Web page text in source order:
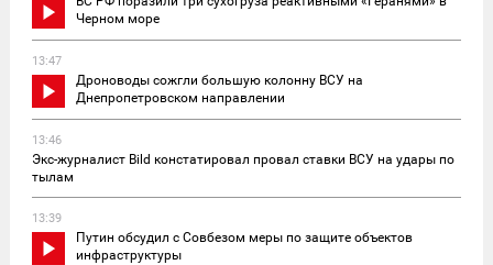
Черном море
13:47
Дроноводы сожгли большую колонну ВСУ на
Днепропетровском направлении
13:46
Экс-журналист Bild констатировал провал ставки ВСУ на удары по
тылам
13:39
Путин обсудил с Совбезом меры по защите объектов
инфраструктуры